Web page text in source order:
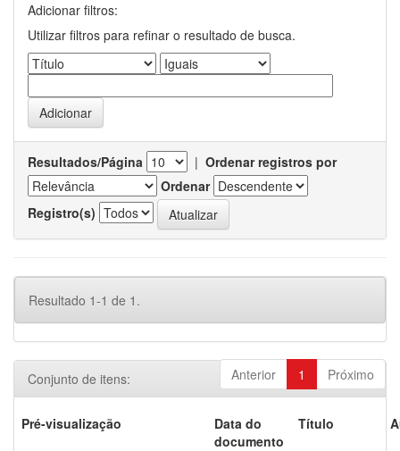
Adicionar filtros:
Utilizar filtros para refinar o resultado de busca.
Resultados/Página | Ordenar registros por
Ordenar
Registro(s)
Resultado 1-1 de 1.
Anterior 1 Próximo
Conjunto de itens:
Pré-visualização
Data do
documento
Título